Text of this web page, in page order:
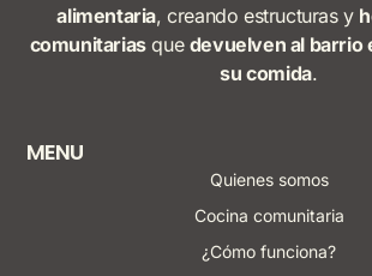
alimentaria, creando estructuras y
comunitariasque devuelven al barrio
su comida.
MENU
Quienes somos
Cocina comunitaria
¿Cómo funciona?